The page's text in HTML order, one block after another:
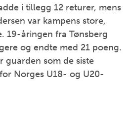
i tillegg 12 returer, mens
var kampens store,
19-åringen fra Tønsberg
og endte med 21 poeng.
guarden som de siste
Norges U18- og U20-